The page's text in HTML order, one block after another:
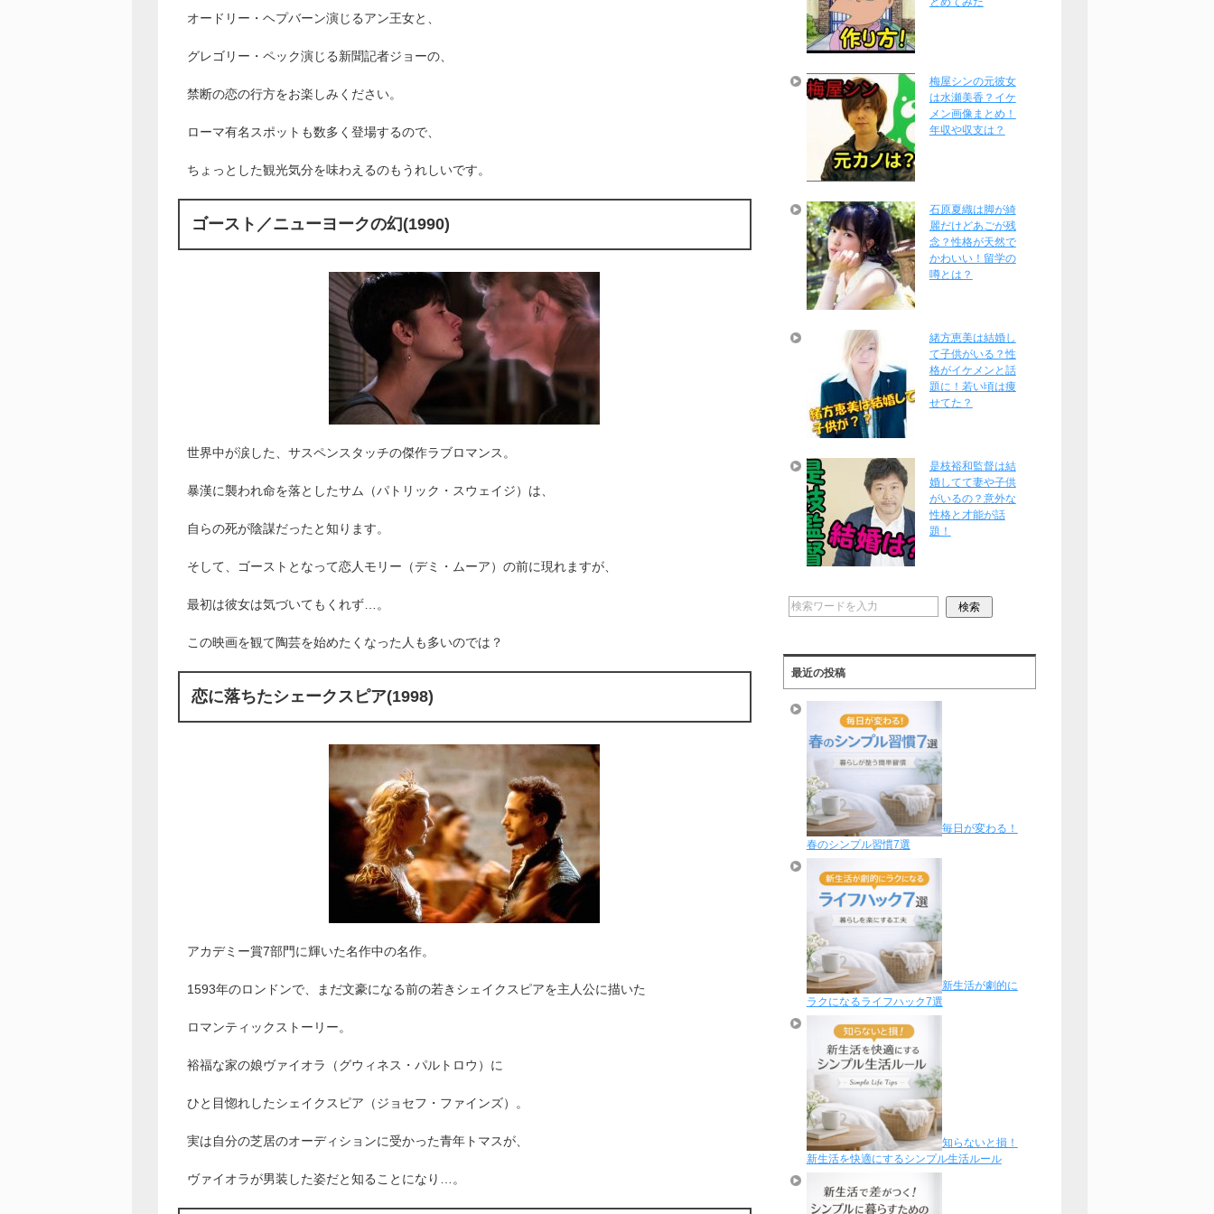
オードリー・ヘプバーン演じるアン王女と、
グレゴリー・ペック演じる新聞記者ジョーの、
禁断の恋の行方をお楽しみください。
ローマ有名スポットも数多く登場するので、
ちょっとした観光気分を味わえるのもうれしいです。
ゴースト／ニューヨークの幻(1990)
世界中が涙した、サスペンスタッチの傑作ラブロマンス。
暴漢に襲われ命を落としたサム（パトリック・スウェイジ）は、
自らの死が陰謀だったと知ります。
そして、ゴーストとなって恋人モリー（デミ・ムーア）の前に現れますが、
最初は彼女は気づいてもくれず…。
この映画を観て陶芸を始めたくなった人も多いのでは？
恋に落ちたシェークスピア(1998)
アカデミー賞7部門に輝いた名作中の名作。
1593年のロンドンで、まだ文豪になる前の若きシェイクスピアを主人公に描いた
ロマンティックストーリー。
裕福な家の娘ヴァイオラ（グウィネス・パルトロウ）に
ひと目惚れしたシェイクスピア（ジョセフ・ファインズ）。
実は自分の芝居のオーディションに受かった青年トマスが、
ヴァイオラが男装した姿だと知ることになり…。
梅屋シンの元彼女
は水瀬美香？イケ
メン画像まとめ！
年収や収支は？
石原夏織は脚が綺
麗だけどあごが残
念？性格が天然で
かわいい！留学の
噂とは？
緒方恵美は結婚し
て子供がいる？性
格がイケメンと話
題に！若い頃は痩
せてた？
是枝裕和監督は結
婚してて妻や子供
がいるの？意外な
性格と才能が話
題！
最近の投稿
毎日が変わる！
春のシンプル習慣7選
新生活が劇的に
ラクになるライフハック7選
知らないと損！
新生活を快適にするシンプル生活ルール